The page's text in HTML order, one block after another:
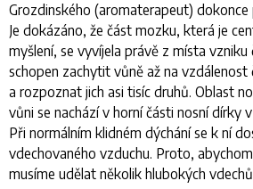
Grozdinského (aromaterapeut)
Je dokázáno, že část mozku, která je
myšlení, se vyvíjela právě z místa vzniku
schopen zachytit vůně až na
a rozpoznat jich asi tisíc druhů. Oblast
vůni se nachází v horní části nosní dírky
Při normálním klidném dýchání se k ní
vdechovaného vzduchu. Proto,
musíme udělat několik hlubokých